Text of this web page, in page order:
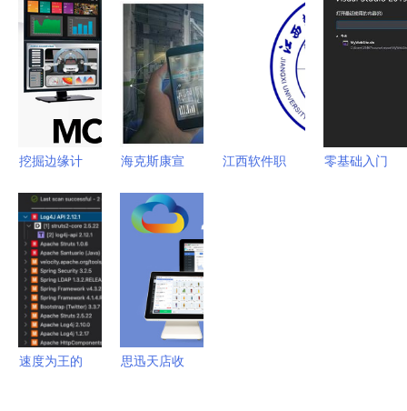
APP软件开
发技术方案
理软件产品
与技术开发
服务概览
技集团如何
以软件技术
提升运营效
发展
开发工程师
证书 策略
挖掘边缘计
能 软件技
术开发的创
新路径
海克斯康宣
9000万欧
元建设智慧
工厂，推动
软件技术跨
越式升级
江西软件职
零基础入门
速度为王的
思迅天店收